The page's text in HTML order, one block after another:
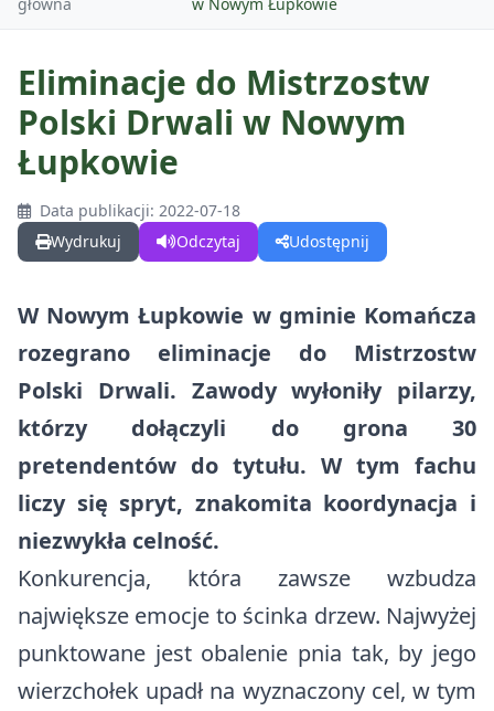
GMINA
O Gminie
O Gminie w Mediach
Sołectwa w Gminie Komańcza
Fundusz dróg samorządowych
Zadania dofinansowane ze środków budżetu państwa
Rządowy Fundusz Polski Ład
Rządowy Fundusz Rozwoju Dróg
Program integracji społecznej i obywatelskiej Romów w Polsce w
Europejski Fundusz Rolny na rzecz Rozwoju Obszarów Wiejskich
Kalendarz wydarzeń
Gospodarka odpadami
Czyste Powietrze
Centralna Ewidencja Emisyjności Budynków (CEEB)
Nieodpłatna pomoc prawna
Zdrowie
Edukacja
Ważne dane, telefony i adresy
DLA TURYSTÓW
Kalendarz wydarzeń
Wirtualna Komańcza
Materiały promocyjne
Trasy rowerowe
Szlaki turystyczne
Baza noclegowa
DLA INWESTORA
Działki na sprzedaż
Działki do dzierżawy
Eliminacje do Mistrzostw
Polski Drwali w Nowym
Łupkowie
Data publikacji: 2022-07-18
Wydrukuj
Odczytaj Udostępnij
W Nowym Łupkowie w gminie Komańcza
rozegrano eliminacje do Mistrzostw
Polski Drwali. Zawody wyłoniły pilarzy,
którzy dołączyli do grona 30
pretendentów do tytułu. W tym fachu
liczy się spryt, znakomita koordynacja i
niezwykła celność.
Konkurencja, która zawsze wzbudza
największe emocje to ścinka drzew. Najwyżej
punktowane jest obalenie pnia tak, by jego
wierzchołek upadł na wyznaczony cel, w tym